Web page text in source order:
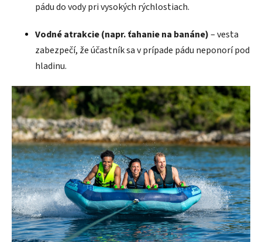
pádu do vody pri vysokých rýchlostiach.
Vodné atrakcie (napr. ťahanie na banáne)– vesta
zabezpečí, že účastník sa v prípade pádu neponorí pod
hladinu.